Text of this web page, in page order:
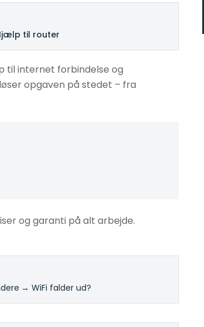
til router
til internet forbindelse og
opgaven på stedet – fra
og garanti på alt arbejde.
→ WiFi falder ud?